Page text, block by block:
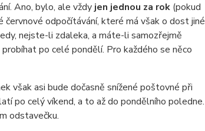
Ano, bylo, ale vždy jen jednou za rok (pokud
odpočítávání, které má však o dost jiné
nejste-li zdaleka, a máte-li samozřejmě
po celé pondělí. Pro každého se něco
však asi bude dočasně snížené poštovné při
po celý víkend, a to až do pondělního poledne.
odstavečku.